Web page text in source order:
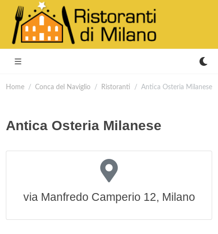
Home Conca del Naviglio Ristoranti Antica Osteria Milanese
Antica Osteria Milanese
via Manfredo Camperio 12, Milano